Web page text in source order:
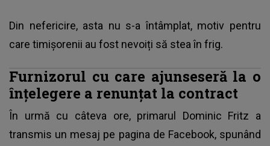
Din nefericire, asta nu s-a întâmplat, motiv pentru
care timișorenii au fost nevoiți să stea în frig.
Furnizorul cu care ajunseseră la o
înțelegere a renunțat la contract
În urmă cu câteva ore, primarul Dominic Fritz a
transmis un mesaj pe pagina de Facebook, spunând